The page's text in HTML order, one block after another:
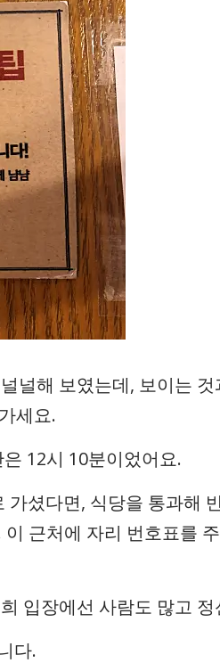
널해 보였는데, 보이는
세요.
12시 10분이었어요.
셨다면, 식당을 통과해
근처에 자리 번호표를
입장에선 사람도 많고
다.